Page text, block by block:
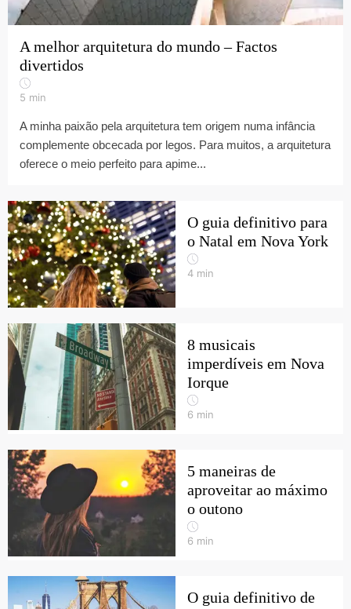
A melhor arquitetura do mundo – Factos
divertidos
5 min
A minha paixão pela arquitetura tem origem numa infância
complemente obcecada por legos. Para muitos, a arquitetura
oferece o meio perfeito para apime...
O guia definitivo para
o Natal em Nova York
4 min
8 musicais
imperdíveis em Nova
Iorque
6 min
5 maneiras de
aproveitar ao máximo
o outono
6 min
O guia definitivo de